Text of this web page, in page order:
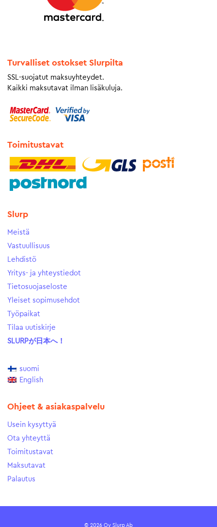
Turvalliset ostokset Slurpilta
SSL-suojatut maksuyhteydet.
Kaikki maksutavat ilman lisäkuluja.
Toimitustavat
Slurp
Meistä
Vastuullisuus
Lehdistö
Yritys- ja yhteystiedot
Tietosuojaseloste
Yleiset sopimusehdot
Työpaikat
Tilaa uutiskirje
SLURPが日本へ！
suomi
English
Ohjeet & asiakaspalvelu
Usein kysyttyä
Ota yhteyttä
Toimitustavat
Maksutavat
Palautus
© 2026 Oy Slurp Ab